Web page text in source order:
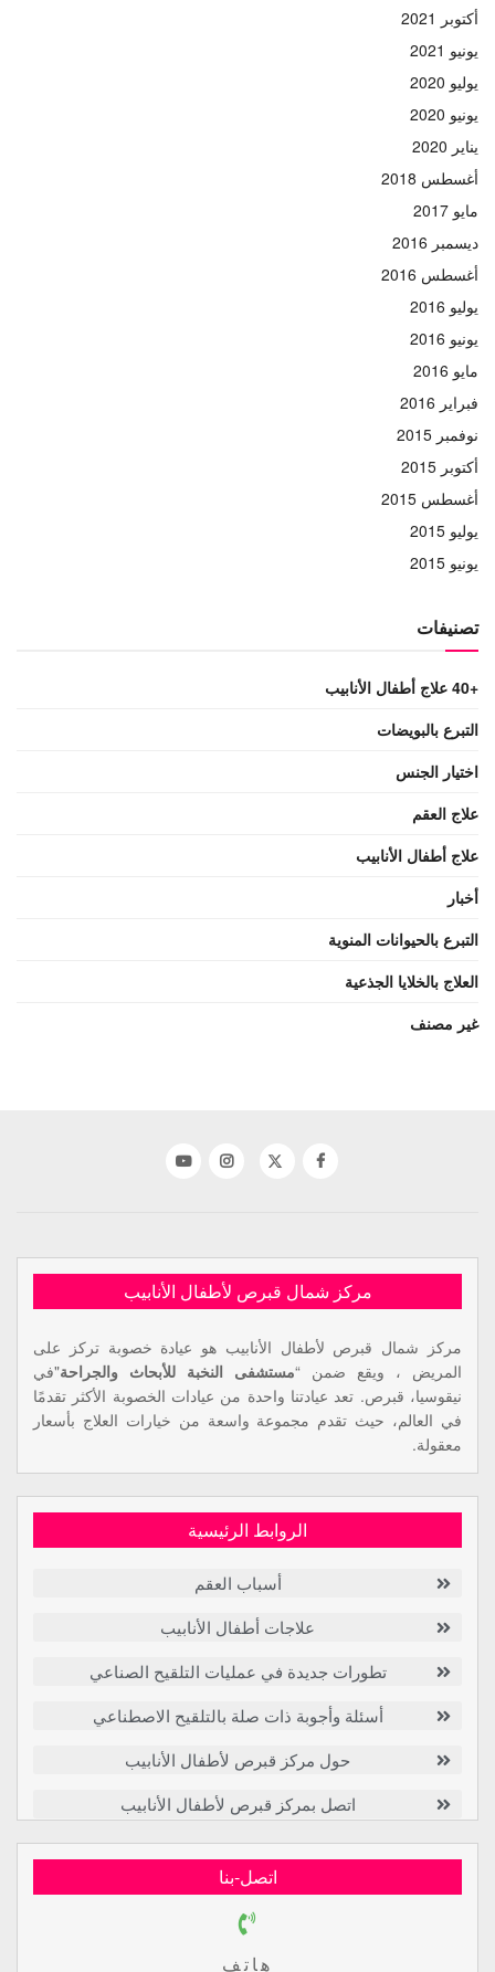
أكتوبر 2021
يونيو 2021
يوليو 2020
يونيو 2020
يناير 2020
أغسطس 2018
مايو 2017
ديسمبر 2016
أغسطس 2016
يوليو 2016
يونيو 2016
مايو 2016
فبراير 2016
نوفمبر 2015
أكتوبر 2015
أغسطس 2015
يوليو 2015
يونيو 2015
تصنيفات
+40 علاج أطفال الأنابيب
التبرع بالبويضات
اختيار الجنس
علاج العقم
علاج أطفال الأنابيب
أخبار
التبرع بالحيوانات المنوية
العلاج بالخلايا الجذعية
غير مصنف
مركز شمال قبرص لأطفال الأنابيب
مركز شمال قبرص لأطفال الأنابيب هو عيادة خصوبة تركز على
المريض ، ويقع ضمن “مستشفى النخبة للأبحاث والجراحة"في
نيقوسيا، قبرص. تعد عيادتنا واحدة من عيادات الخصوبة الأكثر تقدمًا
في العالم، حيث تقدم مجموعة واسعة من خيارات العلاج بأسعار
معقولة.
الروابط الرئيسية
أسباب العقم
علاجات أطفال الأنابيب
تطورات جديدة في عمليات التلقيح الصناعي
أسئلة وأجوبة ذات صلة بالتلقيح الاصطناعي
حول مركز قبرص لأطفال الأنابيب
اتصل بمركز قبرص لأطفال الأنابيب
اتصل-بنا
هاتف